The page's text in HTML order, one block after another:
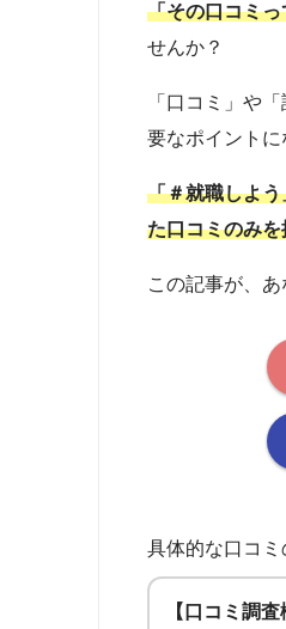
「その口コミ
せんか？
「口コミ」や
要なポイントに
「＃就職しよ
た口コミのみ
この記事が、
具体的な口コミ
【口コミ調査